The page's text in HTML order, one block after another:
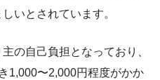
いとされています。
の自己負担となっており、
1,000〜2,000円程度がかか